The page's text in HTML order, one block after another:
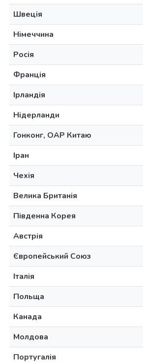
Швеція
Німеччина
Росія
Франція
Ірландія
Нідерланди
Гонконг, ОАР Китаю
Іран
Чехія
Велика Британія
Південна Корея
Австрія
Європейський Союз
Італія
Польща
Канада
Молдова
Португалія